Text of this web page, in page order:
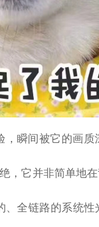
瞬间被它的画
，它并非简单地
、全链路的系统性